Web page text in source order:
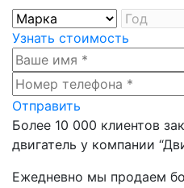
Узнать стоимость
Отправить
Более 10 000 клиентов
двигатель у компании
Ежедневно мы продаем